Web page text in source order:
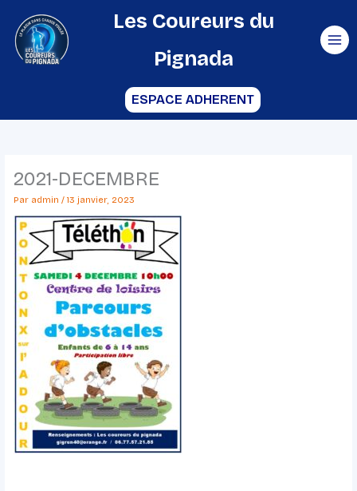
contenu
Les Coureurs du
Pignada
ESPACE ADHERENT
2021-DECEMBRE
Par admin / 13 janvier, 2023